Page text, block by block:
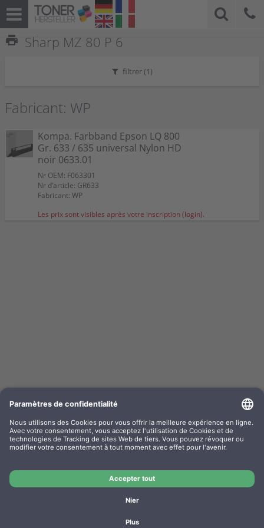
print Sharp MZ 80 P 6
filtrer (1)
Fabricant: WP
Kompa. Farbband Epson LQ 800
Gr. 633 / 635 universal Nylon HD
noir 0633.01
Nr OEM: F063301
Nr d’article: GR633
Fabricant: WP
Les prix sont visibles après votre inscription (login).
Kompa. Farbband Epson LQ 800 Gr. 633 / 635
universal Nylon HD noir 0633.01
Fabricant: WP